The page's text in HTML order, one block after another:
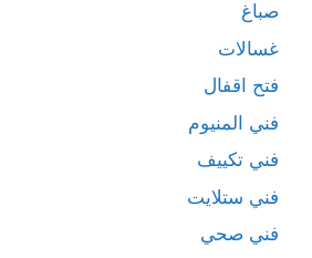
صباغ
غسالات
فتح اقفال
فني المنيوم
فني تكييف
فني ستلايت
فني صحي